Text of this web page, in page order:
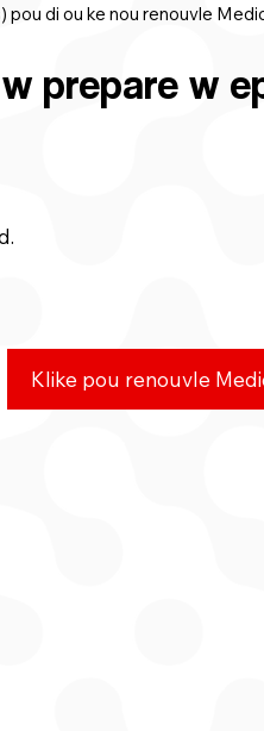
di ou ke nou renouvle
prepare w
Klike pou renouvle